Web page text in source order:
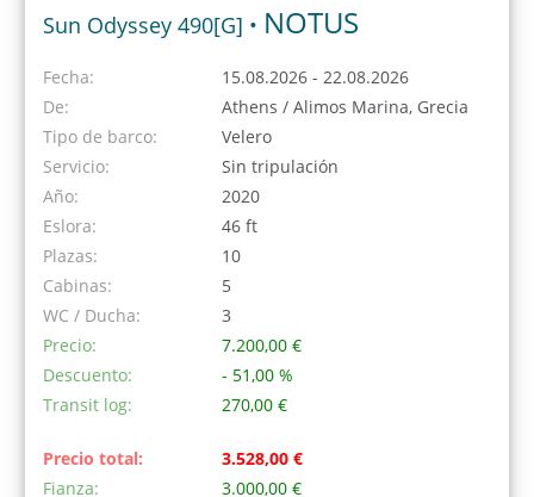
Sun Odyssey 490[G] • NOTUS
Fecha:
15.08.2026 - 22.08.2026
De:
Athens / Alimos Marina, Grecia
Tipo de barco:
Velero
Servicio:
Sin tripulación
Año:
2020
Eslora:
46 ft
Plazas:
10
Cabinas:
5
WC / Ducha:
3
Precio:
7.200,00 €
Descuento:
- 51,00 %
Transit log:
270,00 €
Precio total:
3.528,00 €
Fianza:
3.000,00 €